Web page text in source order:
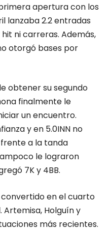
apertura con los
lanzaba 2.2 entradas
ni carreras. Además,
otorgó bases por
obtener su segundo
finalmente le
un encuentro.
y en 5.0INN no
a la tanda
le lograron
7K y 4BB.
en el cuarto
Holguín y
más recientes.